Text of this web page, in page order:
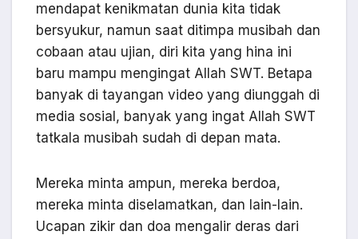
mendapat kenikmatan dunia kita tidak
bersyukur, namun saat ditimpa musibah dan
cobaan atau ujian, diri kita yang hina ini
baru mampu mengingat Allah SWT. Betapa
banyak di tayangan video yang diunggah di
media sosial, banyak yang ingat Allah SWT
tatkala musibah sudah di depan mata.
Mereka minta ampun, mereka berdoa,
mereka minta diselamatkan, dan lain-lain.
Ucapan zikir dan doa mengalir deras dari